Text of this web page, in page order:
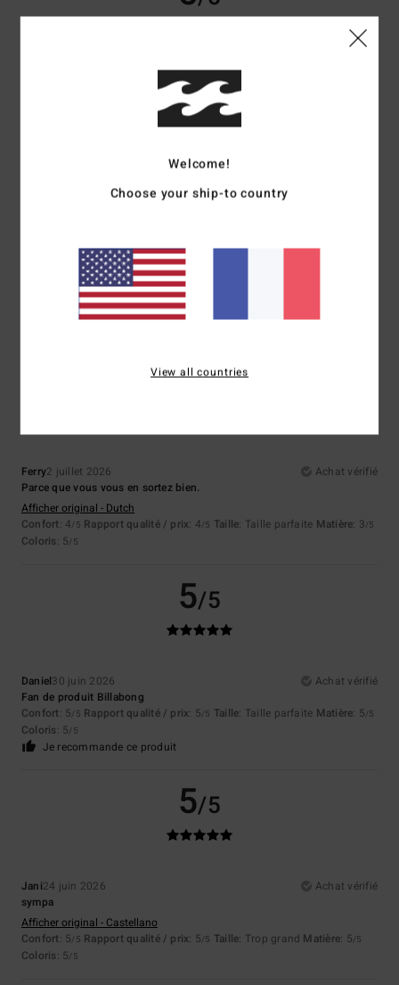
Rapport qualité / prix: 5/5 Taille: Taille parfaite
5/5
7 juillet 2026
Calidad, precio, diseño
/5 Rapport qualité / prix
5
Ferry2 juillet 2026
Achat vérifié
Parce que vous vous en sortez bien.
Afficher original - Dutch
Confort: 4/5 Rapport qualité / prix: 4/5 Taille: Taille parfaite Matière: 3/5
Coloris: 5/5
5/5
Daniel30 juin 2026
Achat vérifié
Fan de produit Billabong
Confort: 5/5 Rapport qualité / prix: 5/5 Taille: Taille parfaite Matière: 5/5
Coloris: 5/5
Je recommande ce produit
5/5
Jani24 juin 2026
Achat vérifié
sympa
Afficher original - Castellano
Confort: 5/5 Rapport qualité / prix: 5/5 Taille: Trop grand Matière: 5/5
Coloris: 5/5
Welcome!
Choose your ship-to country
View all countries